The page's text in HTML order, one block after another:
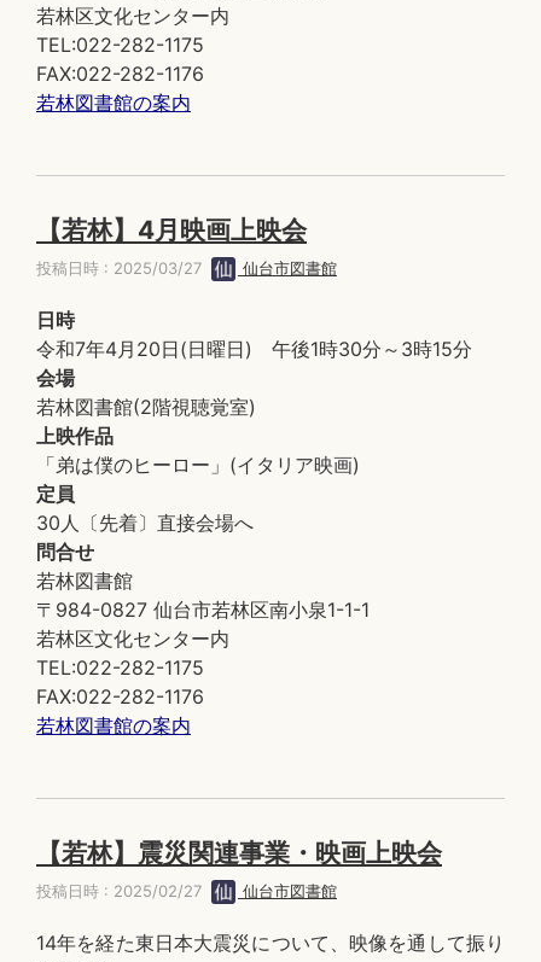
若林区文化センター内
TEL:022-282-1175
FAX:022-282-1176
若林図書館の案内
【若林】4月映画上映会
投稿日時 : 2025/03/27 仙台市図書館
日時
令和7年4月20日(日曜日) 午後1時30分～3時15分
会場
若林図書館(2階視聴覚室)
上映作品
「弟は僕のヒーロー」(イタリア映画)
定員
30人〔先着〕直接会場へ
問合せ
若林図書館
〒984-0827 仙台市若林区南小泉1-1-1
若林区文化センター内
TEL:022-282-1175
FAX:022-282-1176
若林図書館の案内
【若林】震災関連事業・映画上映会
投稿日時 : 2025/02/27 仙台市図書館
14年を経た東日本大震災について、映像を通して振り